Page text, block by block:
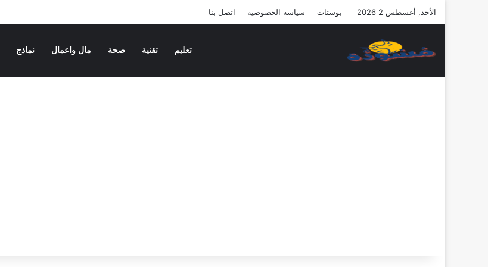
الأحد, أغسطس 2 2026 بوستات سياسة الخصوصية اتصل بنا
تعليم تقنية صحة مال واعمال نماذج